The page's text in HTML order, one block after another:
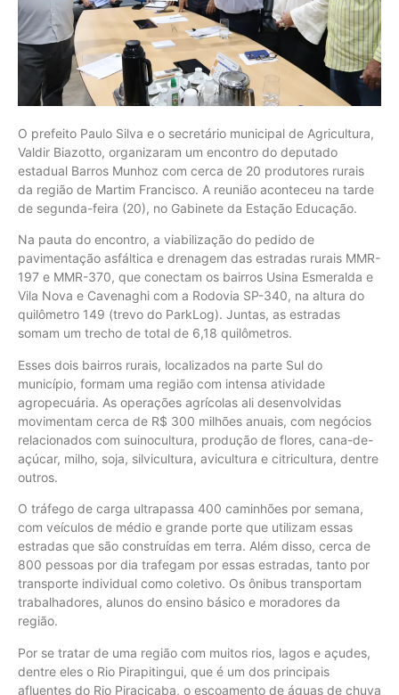
O prefeito Paulo Silva e o secretário municipal de Agricultura,
Valdir Biazotto, organizaram um encontro do deputado
estadual Barros Munhoz com cerca de 20 produtores rurais
da região de Martim Francisco. A reunião aconteceu na tarde
de segunda-feira (20), no Gabinete da Estação Educação.
Na pauta do encontro, a viabilização do pedido de
pavimentação asfáltica e drenagem das estradas rurais MMR-
197 e MMR-370, que conectam os bairros Usina Esmeralda e
Vila Nova e Cavenaghi com a Rodovia SP-340, na altura do
quilômetro 149 (trevo do ParkLog). Juntas, as estradas
somam um trecho de total de 6,18 quilômetros.
Esses dois bairros rurais, localizados na parte Sul do
município, formam uma região com intensa atividade
agropecuária. As operações agrícolas ali desenvolvidas
movimentam cerca de R$ 300 milhões anuais, com negócios
relacionados com suinocultura, produção de flores, cana-de-
açúcar, milho, soja, silvicultura, avicultura e citricultura, dentre
outros.
O tráfego de carga ultrapassa 400 caminhões por semana,
com veículos de médio e grande porte que utilizam essas
estradas que são construídas em terra. Além disso, cerca de
800 pessoas por dia trafegam por essas estradas, tanto por
transporte individual como coletivo. Os ônibus transportam
trabalhadores, alunos do ensino básico e moradores da
região.
Por se tratar de uma região com muitos rios, lagos e açudes,
dentre eles o Rio Pirapitingui, que é um dos principais
afluentes do Rio Piracicaba, o escoamento de águas de chuva